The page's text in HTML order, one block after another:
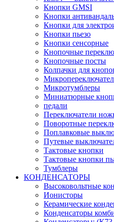
Кнопки GMSI
Кнопки
Кнопки для
Кнопки пьезо
Кнопки сенсорные
Кнопочные
Кнопочные посты
Колпачки для
Микротумблеры
Миниатюрные
педали
Переключатели
Поворотные
Поплавковые
Путевые
Тактовые кнопки
Тактовые кнопки
Тумблеры
КОНДЕНСАТОРЫ
Высоковольтные
Ионисторы
Керамические
Конденсаторы